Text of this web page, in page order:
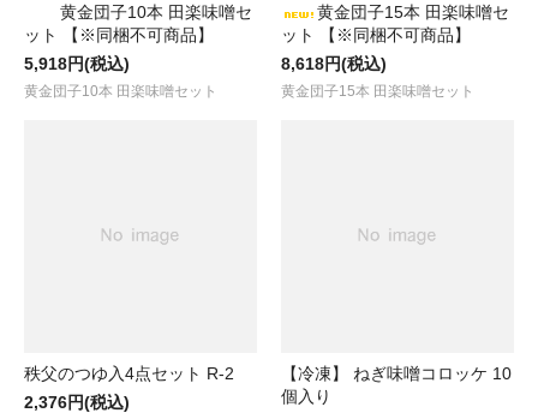
黄金団子10本 田楽味噌セ
ット 【※同梱不可商品】
5,918円(税込)
黄金団子10本 田楽味噌セット
黄金団子15本 田楽味噌セ
ット 【※同梱不可商品】
8,618円(税込)
黄金団子15本 田楽味噌セット
秩父のつゆ入4点セット R-2
2,376円(税込)
【冷凍】 ねぎ味噌コロッケ 10
個入り